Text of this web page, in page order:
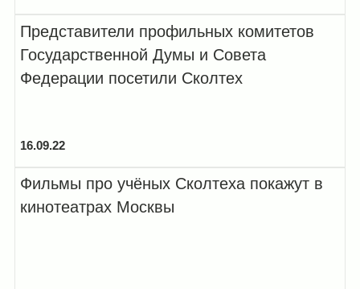
Представители профильных комитетов
Государственной Думы и Совета
Федерации посетили Сколтех
16.09.22
Фильмы про учёных Сколтеха покажут в
кинотеатрах Москвы